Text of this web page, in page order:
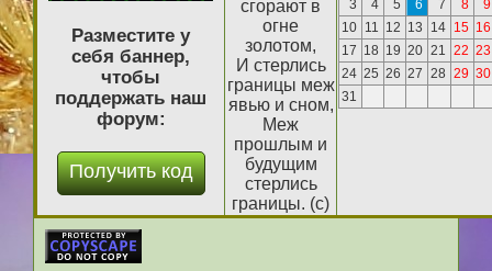
Разместите у
себя баннер,
чтобы
поддержать наш
форум:
сгорают в
огне
золотом,
И стерлись
границы меж
явью и сном,
Меж
прошлым и
будущим
стерлись
границы. (с)
3
4 5 6 7 8
9
10 11 12 13 14 15 16
17 18 19 20 21 22 23
24 25 26 27 28 29 30
31